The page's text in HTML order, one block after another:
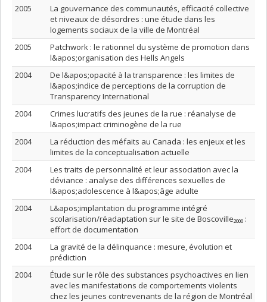
2005
La gouvernance des communautés, efficacité collective
et niveaux de désordres : une étude dans les
logements sociaux de la ville de Montréal
2005
Patchwork : le rationnel du système de promotion dans
l&apos;organisation des Hells Angels
2004
De l&apos;opacité à la transparence : les limites de
l&apos;indice de perceptions de la corruption de
Transparency International
2004
Crimes lucratifs des jeunes de la rue : réanalyse de
l&apos;impact criminogène de la rue
2004
La réduction des méfaits au Canada : les enjeux et les
limites de la conceptualisation actuelle
2004
Les traits de personnalité et leur association avec la
déviance : analyse des différences sexuelles de
l&apos;adolescence à l&apos;âge adulte
2004
L&apos;implantation du programme intégré
scolarisation/réadaptation sur le site de Boscoville₂₀₀₀ :
effort de documentation
2004
La gravité de la délinquance : mesure, évolution et
prédiction
2004
Étude sur le rôle des substances psychoactives en lien
avec les manifestations de comportements violents
chez les jeunes contrevenants de la région de Montréal